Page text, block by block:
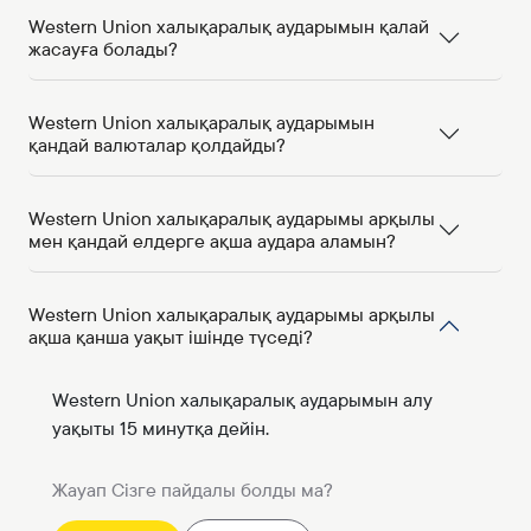
Western Union халықаралық аударымын қалай
жасауға болады?
Western Union халықаралық аударымын
қандай валюталар қолдайды?
Western Union халықаралық аударымы арқылы
мен қандай елдерге ақша аудара аламын?
Western Union халықаралық аударымы арқылы
ақша қанша уақыт ішінде түседі?
Western Union халықаралық аударымын алу
уақыты 15 минутқа дейін.
Жауап Сізге пайдалы болды ма?